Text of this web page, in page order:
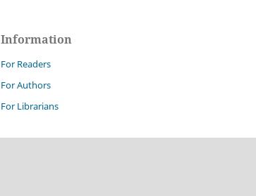
Information
For Readers
For Authors
For Librarians